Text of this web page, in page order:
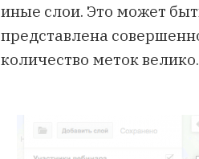
иные слои. Это может
представлена
количество меток велико.